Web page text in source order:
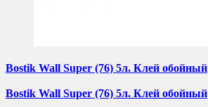
Bostik Wall Super (76) 5л. Клей обойный
Bostik Wall Super (76) 5л. Клей обойный